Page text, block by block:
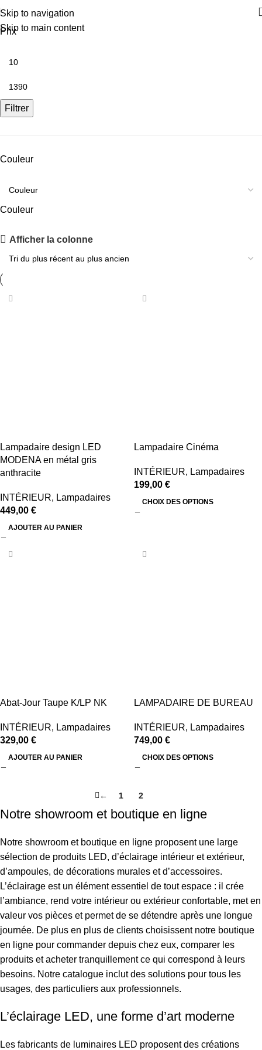
Skip to navigation
Skip to main content
Lampadaires
Prix
Filtrer
Couleur
Couleur
PANNEAU ACOUSTIQUE VITRÉ OR
Acheter maintenant
Afficher la colonne
Lampadaire design LED
MODENA en métal gris
anthracite
INTÉRIEUR, Lampadaires
449,00 €
AJOUTER AU PANIER
Lampadaire Cinéma
INTÉRIEUR, Lampadaires
199,00 €
CHOIX DES OPTIONS
Abat-Jour Taupe K/LP NK
INTÉRIEUR, Lampadaires
329,00 €
AJOUTER AU PANIER
LAMPADAIRE DE BUREAU
INTÉRIEUR, Lampadaires
749,00 €
CHOIX DES OPTIONS
← 1 2
Notre showroom et boutique en ligne
Notre showroom et boutique en ligne proposent une large
sélection de produits LED, d’éclairage intérieur et extérieur,
d’ampoules, de décorations murales et d’accessoires.
L’éclairage est un élément essentiel de tout espace : il crée
l’ambiance, rend votre intérieur ou extérieur confortable, met en
valeur vos pièces et permet de se détendre après une longue
journée. De plus en plus de clients choisissent notre boutique
en ligne pour commander depuis chez eux, comparer les
produits et acheter tranquillement ce qui correspond à leurs
besoins. Notre catalogue inclut des solutions pour tous les
usages, des particuliers aux professionnels.
L’éclairage LED, une forme d’art moderne
Les fabricants de luminaires LED proposent des créations